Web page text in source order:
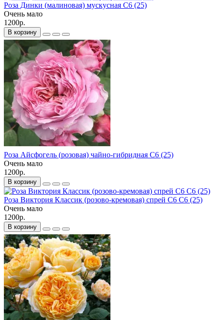
Роза Динки (малиновая) мускусная С6 (25)
Очень мало
1200р.
В корзину
Роза Айсфогель (розовая) чайно-гибридная С6 (25)
Очень мало
1200р.
В корзину
Роза Виктория Классик (розово-кремовая) спрей С6 С6 (25)
Очень мало
1200р.
В корзину